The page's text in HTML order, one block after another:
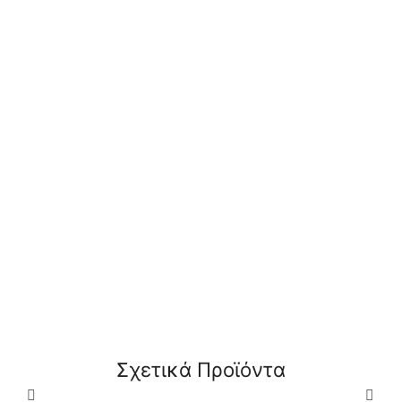
Σχετικά Προϊόντα
Μπαταρία λουτρού
ΠΕΡΙΣΣΌΤΕΡΑ
Μοντέρνα Ιταλική
ΠΕΡΙΣΣΌΤΕΡΑ